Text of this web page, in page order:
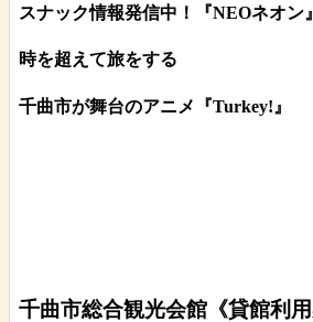
スナック情報発信中！『NEOネオン』
時を超えて旅をする
千曲市が舞台のアニメ『Turkey!』
千曲市総合観光会館《貸館利用